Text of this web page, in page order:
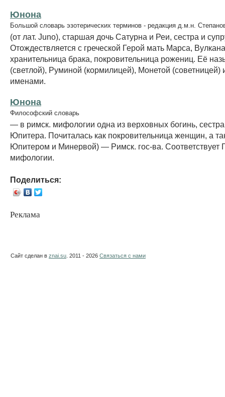
Юнона
Большой словарь эзотерических терминов - редакция д.м.н.
(от лат. Juno), старшая дочь Сатурна и Реи, сестра и
Отождествляется с греческой Герой мать Марса,
хранительница брака, покровительница рожениц. Её
(светлой), Руминой (кормилицей), Монетой (советницей)
именами.
Юнона
Философский словарь
— в римск. мифологии одна из верховных богинь, сестра
Юпитера. Почиталась как покровительница женщин, а
Юпитером и Минервой) — Римск. гос-ва. Соответствует
мифологии.
Поделиться:
Реклама
Сайт сделан в znai.su . 2011 - 2026 Связаться с нами